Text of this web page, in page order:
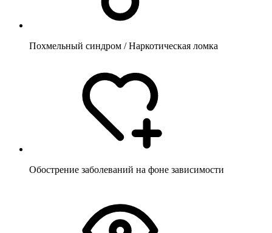
Похмельный синдром / Наркотическая ломка
Обострение заболеваний на фоне зависимости